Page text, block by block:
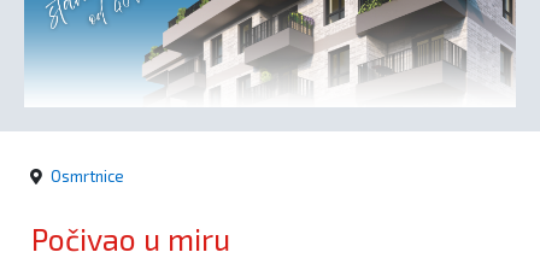
kronika
Politika
Osmrtnice
Počivao u miru